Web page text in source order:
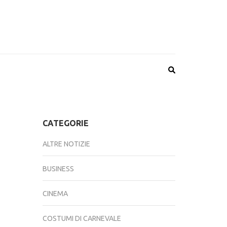
CATEGORIE
ALTRE NOTIZIE
BUSINESS
CINEMA
COSTUMI DI CARNEVALE